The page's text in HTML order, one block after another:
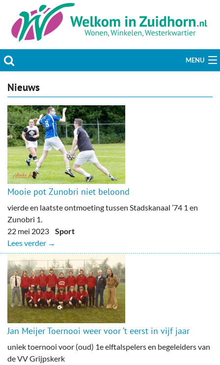
MENU
Actueel
Hobby & Vrije tijd
Welzijn & Maatschappij
Bedrijven
Prikbord & Aanbiedingen
Nieuws
Mooie pot Zunobri niet beloond
vierde en laatste ontmoeting tussen Stadskanaal ’74 1 en
Zunobri 1.
22 mei 2023 Sport
Lees verder →
Jan Meijer Toernooi weer voor ‘t eerst in vijf jaar
uniek toernooi voor (oud) 1e elftalspelers en begeleiders van
de VV Grijpskerk